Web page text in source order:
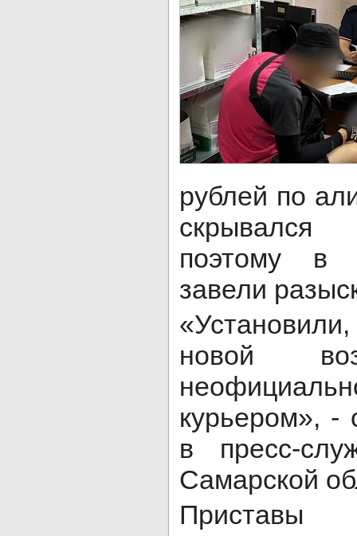
рублей по
поэтому в
завели
новой
курьером», -
в пресс-
Самарской